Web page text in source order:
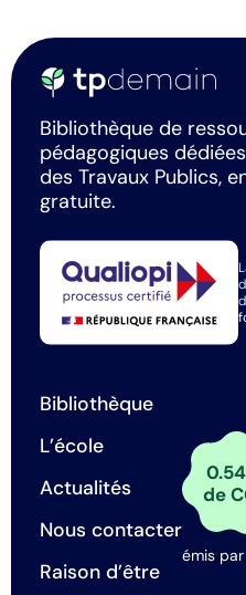
Bibliothèque de
pédagogiques
des Travaux Publics,
gratuite.
Bibliothèque
L’école
Actualités
Nous contacter
Raison d’être
de
émis